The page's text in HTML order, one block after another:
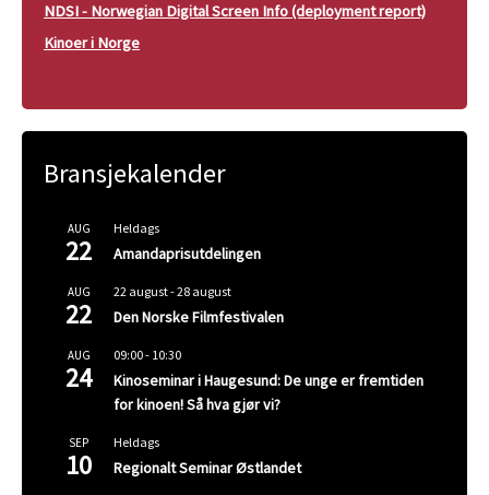
NDSI - Norwegian Digital Screen Info (deployment report)
Kinoer i Norge
Bransjekalender
AUG
22
Heldags
Amandaprisutdelingen
AUG
22
22 august-28 august
Den Norske Filmfestivalen
AUG
24
09:00- 10:30
Kinoseminar i Haugesund: De unge er fremtiden
for kinoen! Så hva gjør vi?
SEP
10
Heldags
Regionalt Seminar Østlandet